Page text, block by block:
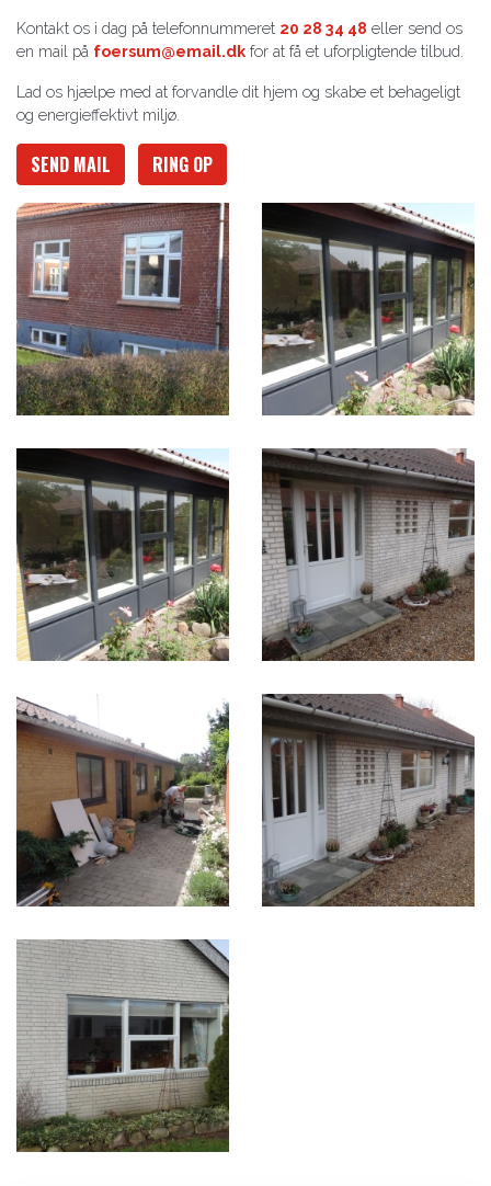
Kontakt os i dag på telefonnummeret 20 28 34 48 eller send os
en mail på foersum@email.dk for at få et uforpligtende tilbud.
Lad os hjælpe med at forvandle dit hjem og skabe et behageligt
og energieffektivt miljø.
SEND MAIL RING OP